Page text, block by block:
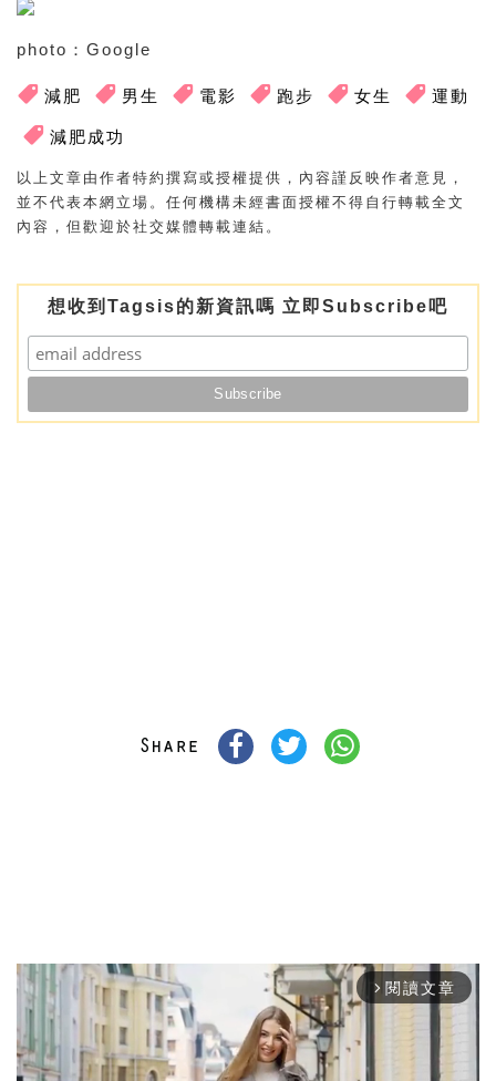
photo：Google
減肥 男生 電影 跑步 女生 運動
減肥成功
以上文章由作者特約撰寫或授權提供，內容謹反映作者意見，
並不代表本網立場。任何機構未經書面授權不得自行轉載全文
內容，但歡迎於社交媒體轉載連結。
想收到Tagsis的新資訊嗎 立即Subscribe吧
arrow_forward_ios 閱讀文章